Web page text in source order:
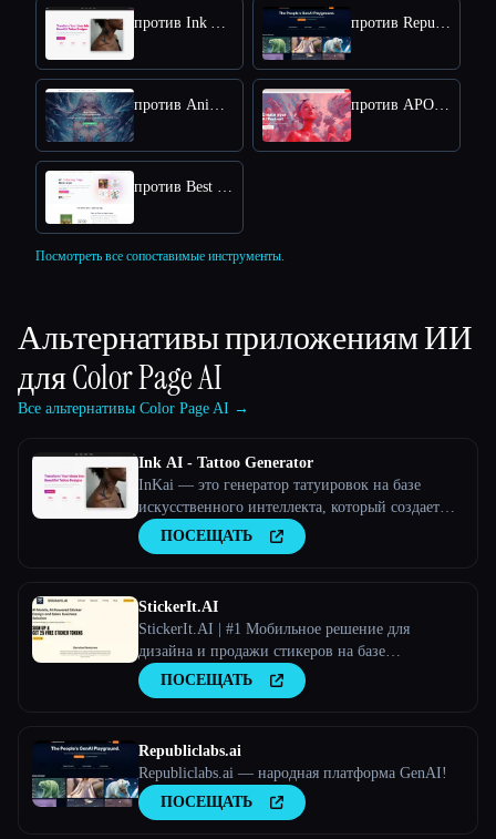
против Ink AI - Tattoo Generator против Republiclabs.ai
против AnimeGenius против APOB AI
против Best Coloring Pages AI
Посмотреть все сопоставимые инструменты.
Альтернативы приложениям ИИ
дляColor Page AI
Все альтернативы Color Page AI →
Ink AI - Tattoo Generator
InKai — это генератор татуировок на базе
искусственного интеллекта, который создает
персонализированные дизайны татуировок на
основе пользовательского ввода.
ПОСЕЩАТЬ
StickerIt.AI
StickerIt.AI | #1 Мобильное решение для
дизайна и продажи стикеров на базе
искусственного интеллекта
ПОСЕЩАТЬ
Republiclabs.ai
Republiclabs.ai — народная платформа GenAI!
ПОСЕЩАТЬ